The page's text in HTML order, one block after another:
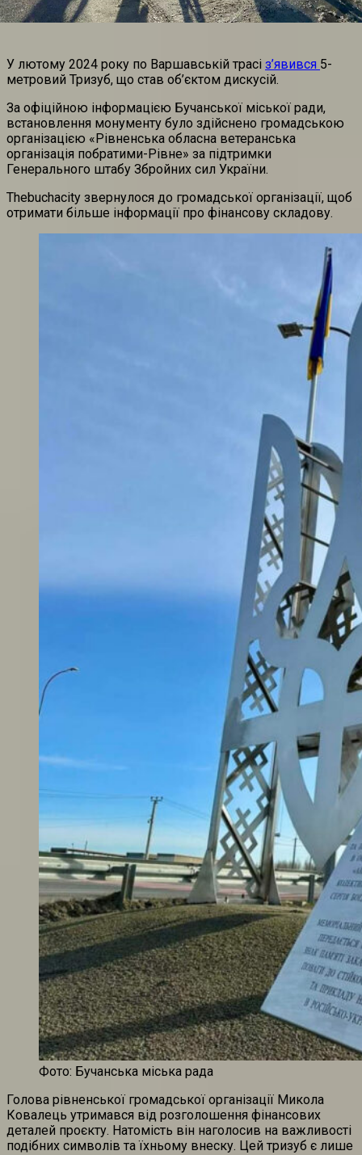
У лютому 2024 року по Варшавській трасі з’явився 5-
метровий Тризуб, що став об’єктом дискусій.
За офіційною інформацією Бучанської міської ради,
встановлення монументу було здійснено громадською
організацією «Рівненська обласна ветеранська
організація побратими-Рівне» за підтримки
Генерального штабу Збройних сил України.
Thebuchacity звернулося до громадської організації, щоб
отримати більше інформації про фінансову складову.
Фото: Бучанська міська рада
Голова рівненської громадської організації Микола
Ковалець утримався від розголошення фінансових
деталей проєкту. Натомість він наголосив на важливості
подібних символів та їхньому внеску. Цей тризуб є лише